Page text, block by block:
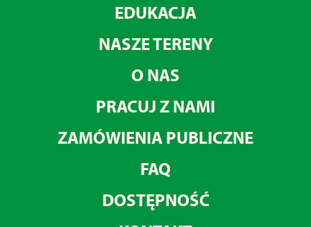
EDUKACJA
NASZE TERENY
O NAS
PRACUJ Z NAMI
ZAMÓWIENIA PUBLICZNE
FAQ
DOSTĘPNOŚĆ